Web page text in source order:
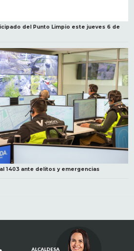
del Punto Limpio este jueves 6 de
1403 ante delitos y emergencias
ALCALDESA